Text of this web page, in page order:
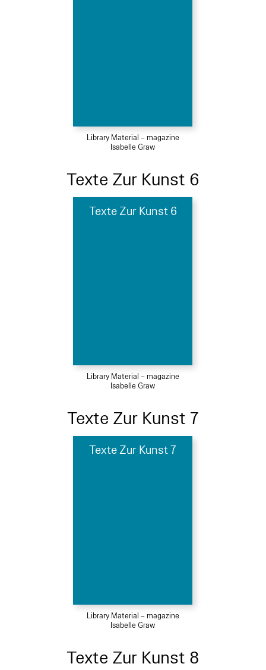
Library Material – magazine
Isabelle Graw
Texte Zur Kunst 6
Texte Zur Kunst 6
Library Material – magazine
Isabelle Graw
Texte Zur Kunst 7
Texte Zur Kunst 7
Library Material – magazine
Isabelle Graw
Texte Zur Kunst 8